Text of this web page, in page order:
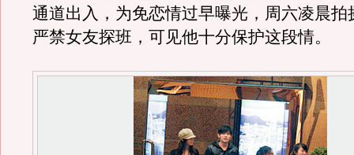
通道出入，为免恋情过早曝光，周六凌晨拍
严禁女友探班，可见他十分保护这段情。